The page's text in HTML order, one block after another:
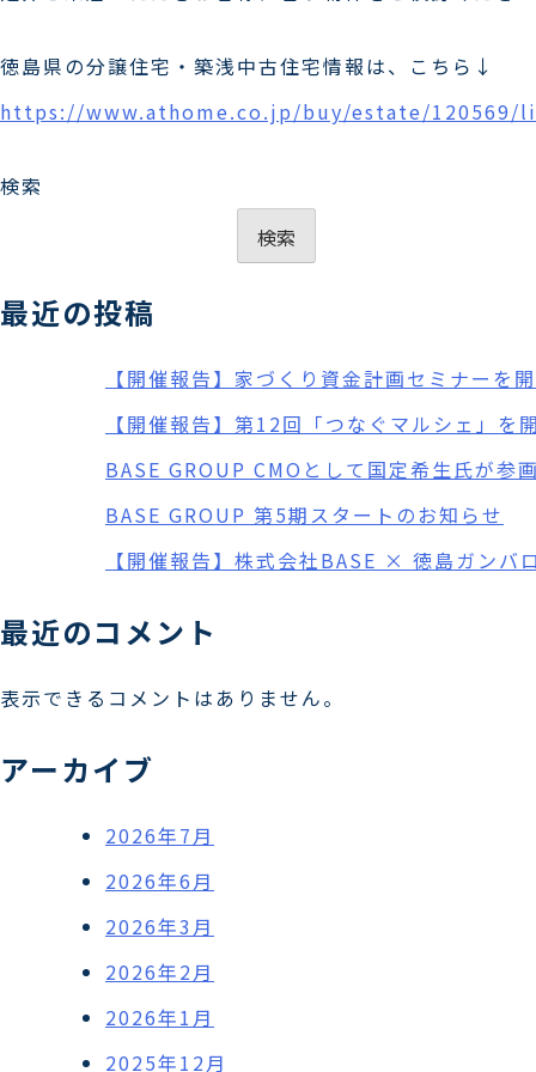
徳島県の分譲住宅・築浅中古住宅情報は、こちら↓
https://www.athome.co.jp/buy/estate/120569/
検索
検索
最近の投稿
【開催報告】家づくり資金計画セミナーを
【開催報告】第12回「つなぐマルシェ」を
BASE GROUP CMOとして国定希生氏が参画
BASE GROUP 第5期スタートのお知らせ
【開催報告】株式会社BASE × 徳島ガンバ
最近のコメント
表示できるコメントはありません。
アーカイブ
2026年7月
2026年6月
2026年3月
2026年2月
2026年1月
2025年12月